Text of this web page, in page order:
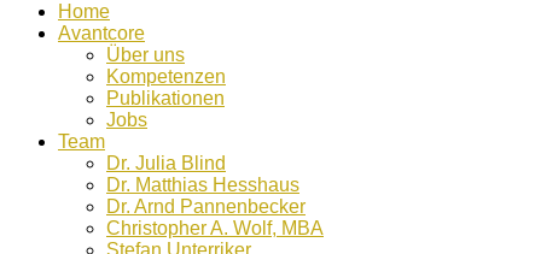
Home
Avantcore
Über uns
Kompetenzen
Publikationen
Jobs
Team
Dr. Julia Blind
Dr. Matthias Hesshaus
Dr. Arnd Pannenbecker
Christopher A. Wolf, MBA
Stefan Unterriker